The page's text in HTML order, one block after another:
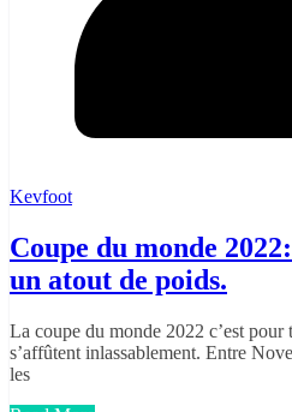
Kevfoot
Coupe du monde
un atout de poids.
La coupe du monde 2022 c’est pour
s’affûtent inlassablement. Entre
les